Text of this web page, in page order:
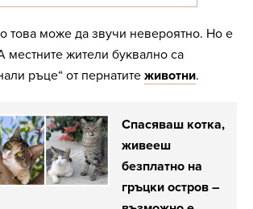
това може да звучи невероятно. Но е
местните жители буквално са
ръце“ от пернатите животни.
Спасяваш котка,
живееш
безплатно на
гръцки остров –